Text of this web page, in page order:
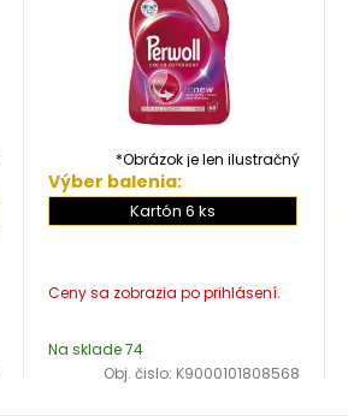
*Obrázok je len ilustračný
Výber balenia:
Kartón 6 ks
Na sklade 74
Obj. čislo: K9000101808568